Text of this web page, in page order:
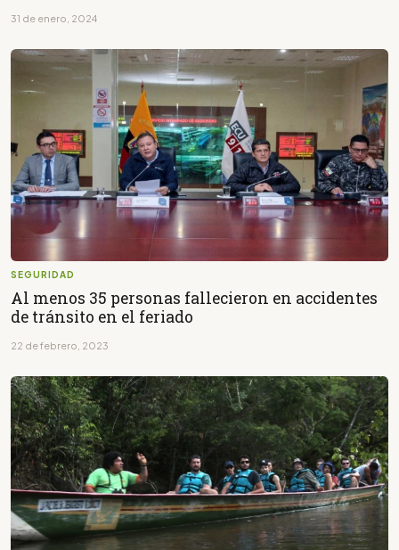
31 de enero, 2024
SEGURIDAD
Al menos 35 personas fallecieron en accidentes
de tránsito en el feriado
22 de febrero, 2023